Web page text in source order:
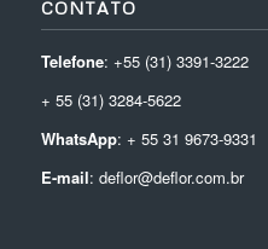
CONTATO
Telefone: +55 (31) 3391-3222
+ 55 (31) 3284-5622
WhatsApp: + 55 31 9673-9331
E-mail: deflor@deflor.com.br